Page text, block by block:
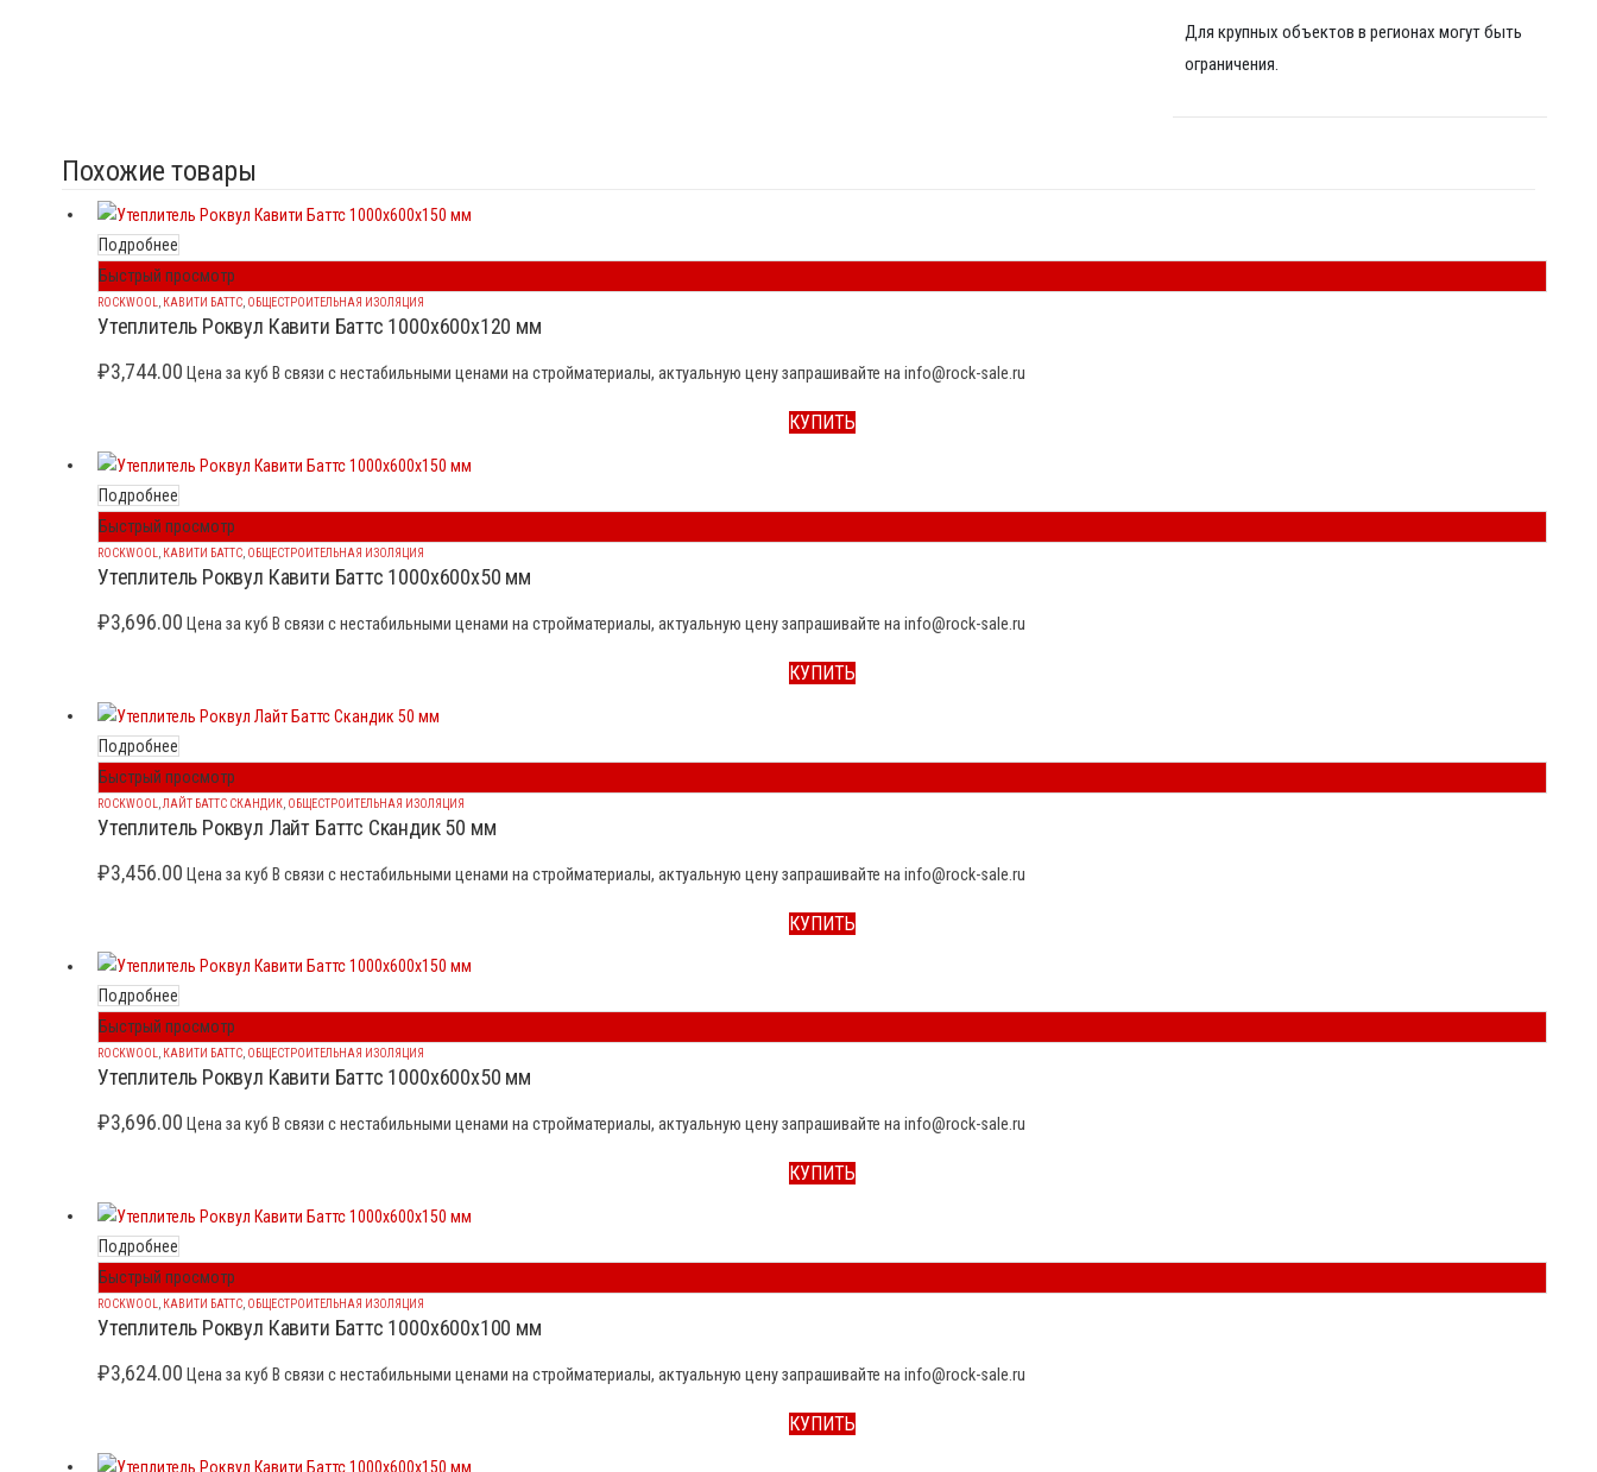
Для крупных объектов в регионах могут быть
ограничения.
Похожие товары
Подробнее
Быстрый просмотр
ROCKWOOL КАВИТИ БАТТС ОБЩЕСТРОИТЕЛЬНАЯ ИЗОЛЯЦИЯ
Утеплитель Роквул Кавити Баттс 1000x600x120 мм
₽3,744.00 Цена за куб В связи с нестабильными ценами на стройматериалы, актуальную цену запрашивайте на info@rock-sale.ru
КУПИТЬ
Подробнее
Быстрый просмотр
ROCKWOOL КАВИТИ БАТТС ОБЩЕСТРОИТЕЛЬНАЯ ИЗОЛЯЦИЯ
Утеплитель Роквул Кавити Баттс 1000x600x50 мм
₽3,696.00 Цена за куб В связи с нестабильными ценами на стройматериалы, актуальную цену запрашивайте на info@rock-sale.ru
КУПИТЬ
Подробнее
Быстрый просмотр
ROCKWOOL ЛАЙТ БАТТС СКАНДИК ОБЩЕСТРОИТЕЛЬНАЯ ИЗОЛЯЦИЯ
Утеплитель Роквул Лайт Баттс Скандик 50 мм
₽3,456.00 Цена за куб В связи с нестабильными ценами на стройматериалы, актуальную цену запрашивайте на info@rock-sale.ru
КУПИТЬ
Подробнее
Быстрый просмотр
ROCKWOOL, КАВИТИ БАТТС, ОБЩЕСТРОИТЕЛЬНАЯ ИЗОЛЯЦИЯ
Утеплитель Роквул Кавити Баттс 1000x600x50 мм
₽3,696.00 Цена за куб В связи с нестабильными ценами на стройматериалы, актуальную цену запрашивайте на info@rock-sale.ru
КУПИТЬ
Подробнее
Быстрый просмотр
ROCKWOOL, КАВИТИ БАТТС, ОБЩЕСТРОИТЕЛЬНАЯ ИЗОЛЯЦИЯ
Утеплитель Роквул Кавити Баттс 1000x600x100 мм
₽3,624.00 Цена за куб В связи с нестабильными ценами на стройматериалы, актуальную цену запрашивайте на info@rock-sale.ru
КУПИТЬ